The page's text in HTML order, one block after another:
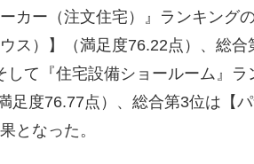
カー（注文住宅）』ランキング
ウス）】（満足度76.22点）、総
して『住宅設備ショールーム』
足度76.77点）、総合第3位は【
となった。